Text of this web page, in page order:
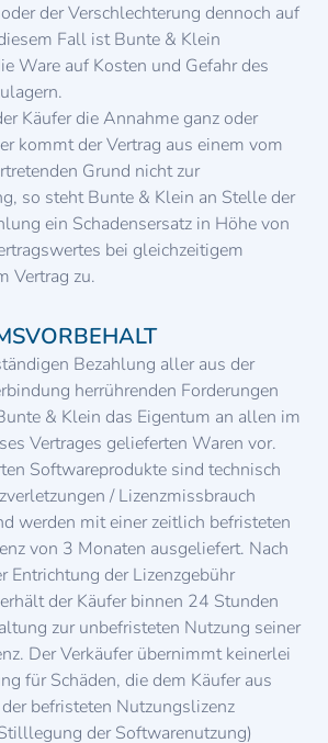
der Verschlechterung dennoch auf
Fall ist Bunte & Klein
Ware auf Kosten und Gefahr des
Käufer die Annahme ganz oder
kommt der Vertrag aus einem vom
Grund nicht zur
so steht Bunte & Klein an Stelle der
ein Schadensersatz in Höhe von
bei gleichzeitigem
Vertrag zu.
Bezahlung aller aus der
herrührenden Forderungen
& Klein das Eigentum an allen im
Vertrages gelieferten Waren vor.
Softwareprodukte sind technisch
/ Lizenzmissbrauch
werden mit einer zeitlich befristeten
von 3 Monaten ausgeliefert. Nach
Entrichtung der Lizenzgebühr
der Käufer binnen 24 Stunden
zur unbefristeten Nutzung seiner
Der Verkäufer übernimmt keinerlei
für Schäden, die dem Käufer aus
befristeten Nutzungslizenz
der Softwarenutzung)